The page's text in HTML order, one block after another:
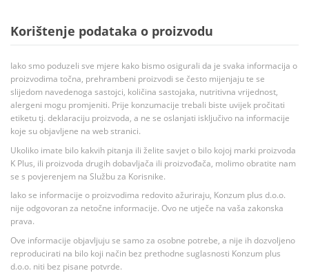
Korištenje podataka o proizvodu
Iako smo poduzeli sve mjere kako bismo osigurali da je svaka informacija o
proizvodima točna, prehrambeni proizvodi se često mijenjaju te se
slijedom navedenoga sastojci, količina sastojaka, nutritivna vrijednost,
alergeni mogu promjeniti. Prije konzumacije trebali biste uvijek pročitati
etiketu tj. deklaraciju proizvoda, a ne se oslanjati isključivo na informacije
koje su objavljene na web stranici.
Ukoliko imate bilo kakvih pitanja ili želite savjet o bilo kojoj marki proizvoda
K Plus, ili proizvoda drugih dobavljača ili proizvođača, molimo obratite nam
se s povjerenjem na Službu za Korisnike.
Iako se informacije o proizvodima redovito ažuriraju, Konzum plus d.o.o.
nije odgovoran za netočne informacije. Ovo ne utječe na vaša zakonska
prava.
Ove informacije objavljuju se samo za osobne potrebe, a nije ih dozvoljeno
reproducirati na bilo koji način bez prethodne suglasnosti Konzum plus
d.o.o. niti bez pisane potvrde.